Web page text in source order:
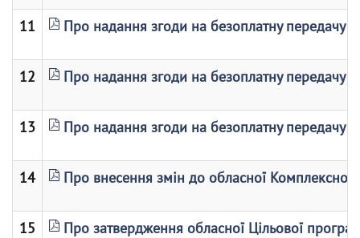
11 Про надання згоди на безоплатну передачу
12 Про надання згоди на безоплатну передачу
13 Про надання згоди на безоплатну передачу
14 Про внесення змін до обласної Комплексної
15 Про затвердження обласної Цільової